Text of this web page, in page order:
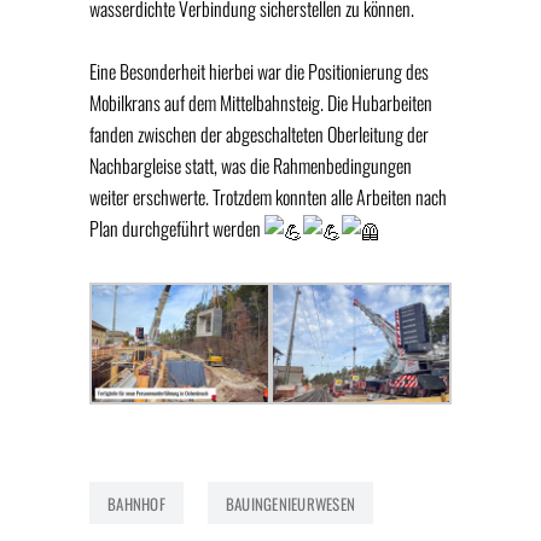
wasserdichte Verbindung sicherstellen zu können.
Eine Besonderheit hierbei war die Positionierung des
Mobilkrans auf dem Mittelbahnsteig. Die Hubarbeiten
fanden zwischen der abgeschalteten Oberleitung der
Nachbargleise statt, was die Rahmenbedingungen
weiter erschwerte. Trotzdem konnten alle Arbeiten nach
Plan durchgeführt werden
BAHNHOF BAUINGENIEURWESEN